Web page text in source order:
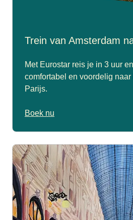
Trein van Amsterdam
Met Eurostar reis je in 3 uur
comfortabel en voordelig naar
Parijs.
Boek nu